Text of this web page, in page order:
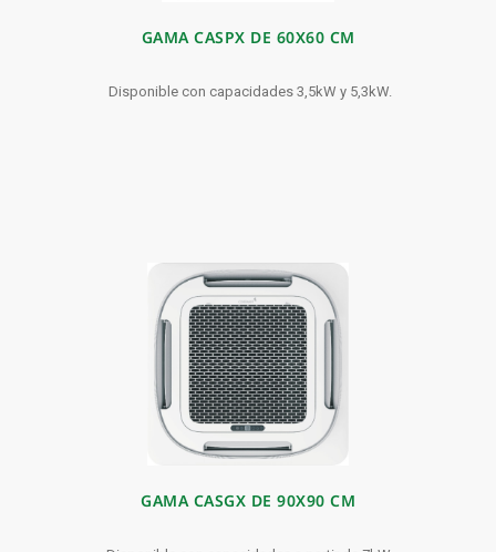
GAMA CASPX DE 60X60 CM
Disponible con capacidades 3,5kW y 5,3kW.
GAMA CASGX DE 90X90 CM